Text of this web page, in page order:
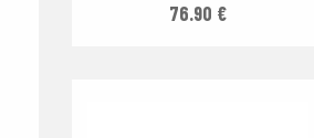
76.90 €